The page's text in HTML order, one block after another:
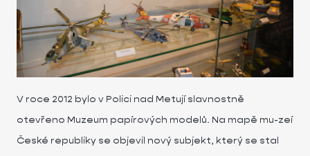
V roce 2012 bylo v Polici nad Metují slavnostně
otevřeno Muzeum papírových modelů. Na mapě mu-zeí
České republiky se objevil nový subjekt, který se stal